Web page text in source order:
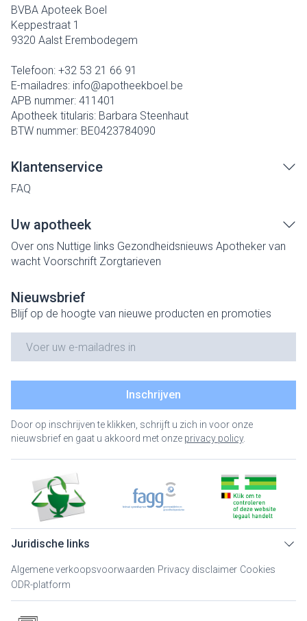
BVBA Apoteek Boel
Keppestraat 1
9320 Aalst Erembodegem
Telefoon: +32 53 21 66 91
E-mailadres: info@apotheekboel.be
APB nummer: 411401
Apotheek titularis: Barbara Steenhaut
BTW nummer: BE0423784090
Klantenservice
FAQ
Uw apotheek
Over ons Nuttige links Gezondheidsnieuws Apotheker van
wacht Voorschrift Zorgtarieven
Nieuwsbrief
Blijf op de hoogte van nieuwe producten en promoties
Inschrijven
Door op inschrijven te klikken, schrijft u zich in voor onze
nieuwsbrief en gaat u akkoord met onze privacy policy.
Juridische links
Algemene verkoopsvoorwaarden Privacy disclaimer Cookies
ODR-platform